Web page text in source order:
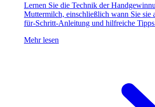
Lernen Sie die Technik der
Muttermilch, einschließlich wann Sie sie
für-Schritt-Anleitung und hilfreiche
Mehr lesen